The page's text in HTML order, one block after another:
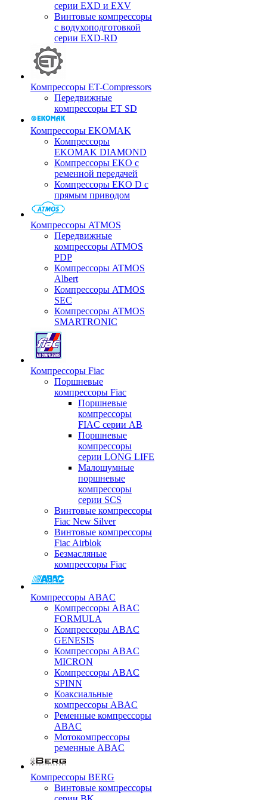
серии EXD и EXV
Винтовые компрессоры
с водухоподготовкой
серии EXD-RD
Компрессоры ET-Compressors
Передвижные
компрессоры ET SD
Компрессоры EKOMAK
Компрессоры
EKOMAK DIAMOND
Компрессоры EKO c
ременной передачей
Компрессоры EKO D с
прямым приводом
Компрессоры ATMOS
Передвижные
компрессоры ATMOS
PDP
Компрессоры ATMOS
Albert
Компрессоры ATMOS
SEC
Компрессоры ATMOS
SMARTRONIC
Компрессоры Fiac
Поршневые
компрессоры Fiac
Поршневые
компрессоры
FIAC серии AB
Поршневые
компрессоры
серии LONG LIFE
Малошумные
поршневые
компрессоры
серии SCS
Винтовые компрессоры
Fiac New Silver
Винтовые компрессоры
Fiac Airblok
Безмасляные
компрессоры Fiac
Компрессоры ABAC
Компрессоры ABAC
FORMULA
Компрессоры ABAC
GENESIS
Компрессоры ABAC
MICRON
Компрессоры ABAC
SPINN
Коаксиальные
компрессоры ABAC
Ременные компрессоры
ABAC
Мотокомпрессоры
ременные ABAC
Компрессоры BERG
Винтовые компрессоры